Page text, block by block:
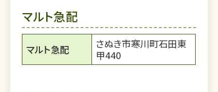
マルト急配
マルト急配
さぬき市寒川町石田東
甲440